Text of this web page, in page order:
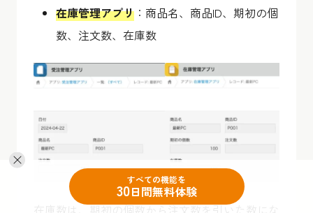
在庫管理アプリ ：商品名、商品ID、期初の個
数、注文数、在庫数
在庫数は、期初の個数から注文数を引いた数にな
すべての機能を
30日間無料体験